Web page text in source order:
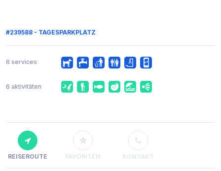
#239588 - TAGESPARKPLATZ
6 services
6 aktivitäten
REISEROUTE FAVORITEN KONTAKT